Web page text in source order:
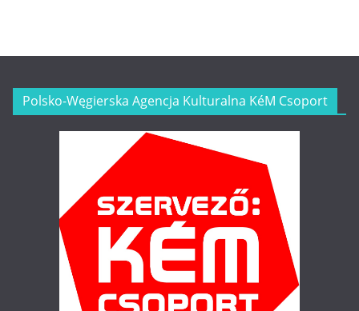
Polsko-Węgierska Agencja Kulturalna KéM Csoport